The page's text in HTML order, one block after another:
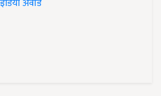
अवॉर्ड